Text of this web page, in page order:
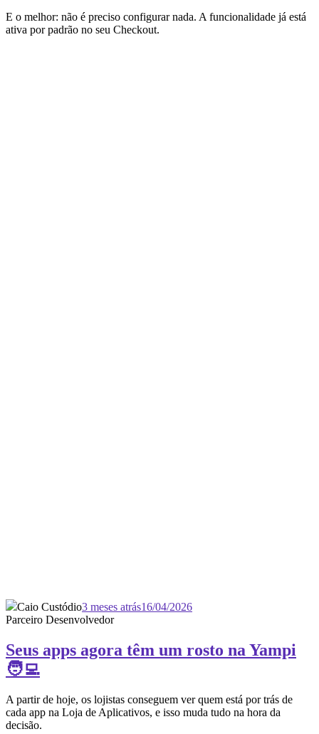
E o melhor: não é preciso configurar nada. A funcionalidade já está
ativa por padrão no seu Checkout.
Caio Custódio3 meses atrás16/04/2026
Parceiro Desenvolvedor
Seus apps agora têm um rosto na Yampi
🧑‍💻
A partir de hoje, os lojistas conseguem ver quem está por trás de
cada app na Loja de Aplicativos, e isso muda tudo na hora da
decisão.